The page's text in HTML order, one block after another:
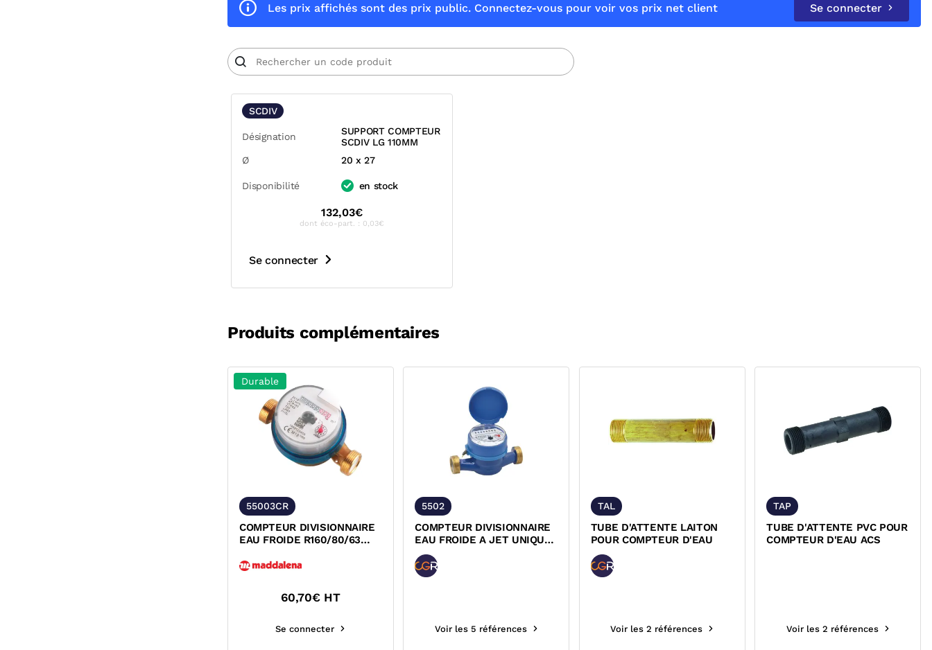
Les prix affichés sont des prix public. Connectez-vous pour voir vos prix net client Se connecter
SCDIV
Désignation
SUPPORT COMPTEUR
SCDIV LG 110MM
Ø
20 x 27
Disponibilité en stock
132,03€
dont éco-part. : 0,03€
Se connecter
Produits complémentaires
Durable
55003CR
COMPTEUR DIVISIONNAIRE
EAU FROIDE R160/80/63
60,70€ HT
Se connecter
5502
COMPTEUR DIVISIONNAIRE
EAU FROIDE A JET UNIQUE
LAITON A VISSER CADRAN...
Voir les 5 références
TAL
TUBE D'ATTENTE LAITON
POUR COMPTEUR D'EAU
Voir les 2 références
TAP
TUBE D'ATTENTE PVC POUR
COMPTEUR D'EAU ACS
Voir les 2 références